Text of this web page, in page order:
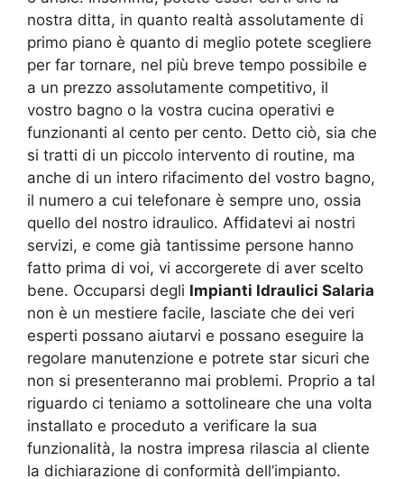
nostra ditta, in quanto realtà assolutamente di
primo piano è quanto di meglio potete scegliere
per far tornare, nel più breve tempo possibile e
a un prezzo assolutamente competitivo, il
vostro bagno o la vostra cucina operativi e
funzionanti al cento per cento. Detto ciò, sia che
si tratti di un piccolo intervento di routine, ma
anche di un intero rifacimento del vostro bagno,
il numero a cui telefonare è sempre uno, ossia
quello del nostro idraulico. Affidatevi ai nostri
servizi, e come già tantissime persone hanno
fatto prima di voi, vi accorgerete di aver scelto
bene. Occuparsi degli Impianti Idraulici Salaria
non è un mestiere facile, lasciate che dei veri
esperti possano aiutarvi e possano eseguire la
regolare manutenzione e potrete star sicuri che
non si presenteranno mai problemi. Proprio a tal
riguardo ci teniamo a sottolineare che una volta
installato e proceduto a verificare la sua
funzionalità, la nostra impresa rilascia al cliente
la dichiarazione di conformità dell’impianto.